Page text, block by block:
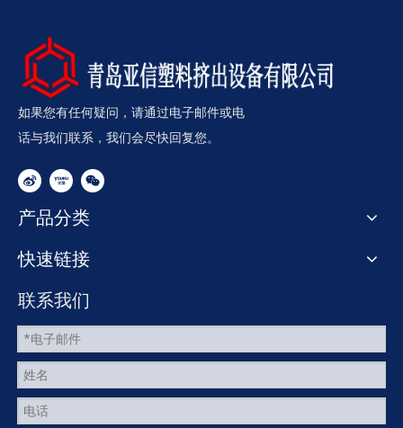
如果您有任何疑问，请通过电子邮件或电
话与我们联系，我们会尽快回复您。
产品分类
快速链接
联系我们